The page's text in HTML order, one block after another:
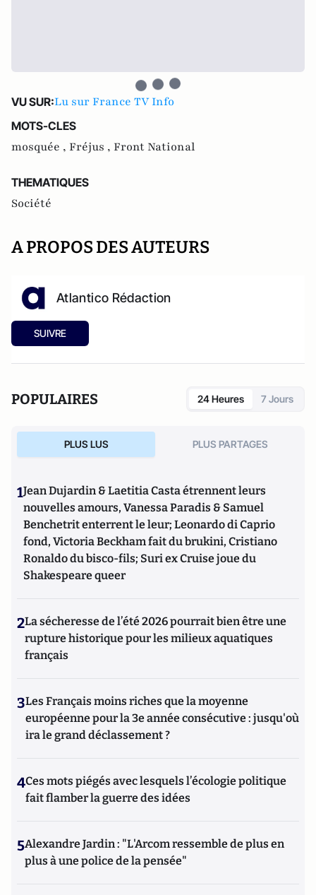
VU SUR:Lu sur France TV Info
MOTS-CLES
mosquée , Fréjus , Front National
THEMATIQUES
Société
A PROPOS DES AUTEURS
Atlantico Rédaction
SUIVRE
POPULAIRES 24 Heures 7 Jours
PLUS LUS PLUS PARTAGES
1Jean Dujardin & Laetitia Casta étrennent leurs
nouvelles amours, Vanessa Paradis & Samuel
Benchetrit enterrent le leur; Leonardo di Caprio
fond, Victoria Beckham fait du brukini, Cristiano
Ronaldo du bisco-fils; Suri ex Cruise joue du
Shakespeare queer
2La sécheresse de l’été 2026 pourrait bien être une
rupture historique pour les milieux aquatiques
français
3Les Français moins riches que la moyenne
européenne pour la 3e année consécutive : jusqu'où
ira le grand déclassement ?
4Ces mots piégés avec lesquels l’écologie politique
fait flamber la guerre des idées
5Alexandre Jardin : "L'Arcom ressemble de plus en
plus à une police de la pensée"